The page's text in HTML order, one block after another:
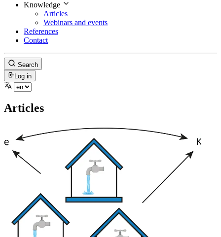
Knowledge
Articles
Webinars and events
References
Contact
Search
Log in
Articles